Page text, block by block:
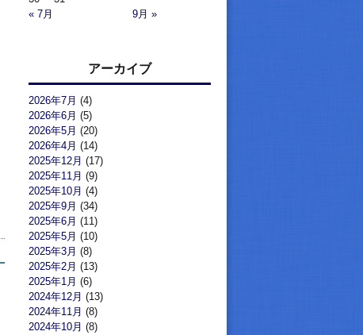
« 7月 9月 »
アーカイブ
2026年7月 (4)
2026年6月 (5)
2026年5月 (20)
2026年4月 (14)
2025年12月 (17)
2025年11月 (9)
2025年10月 (4)
2025年9月 (34)
2025年6月 (11)
2025年5月 (10)
2025年3月 (8)
2025年2月 (13)
2025年1月 (6)
2024年12月 (13)
2024年11月 (8)
2024年10月 (8)